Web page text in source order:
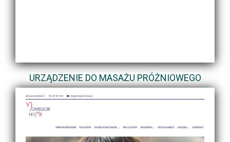
URZĄDZENIE DO MASAŻU PRÓŻNIOWEGO